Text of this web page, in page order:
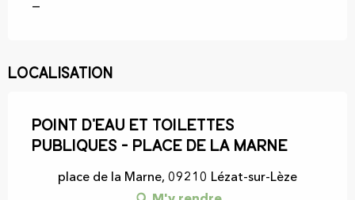
—
Localisation
Point d'eau et toilettes
publiques - Place de la Marne
place de la Marne, 09210 Lézat-sur-Lèze